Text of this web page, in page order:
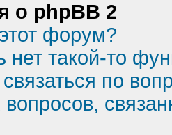
о phpBB 2
форум?
нет такой-то
по
вопросов,